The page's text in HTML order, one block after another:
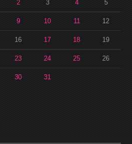
2 3 4 5
9 10 11 12
16 17 18 19
23 24 25 26
30 31